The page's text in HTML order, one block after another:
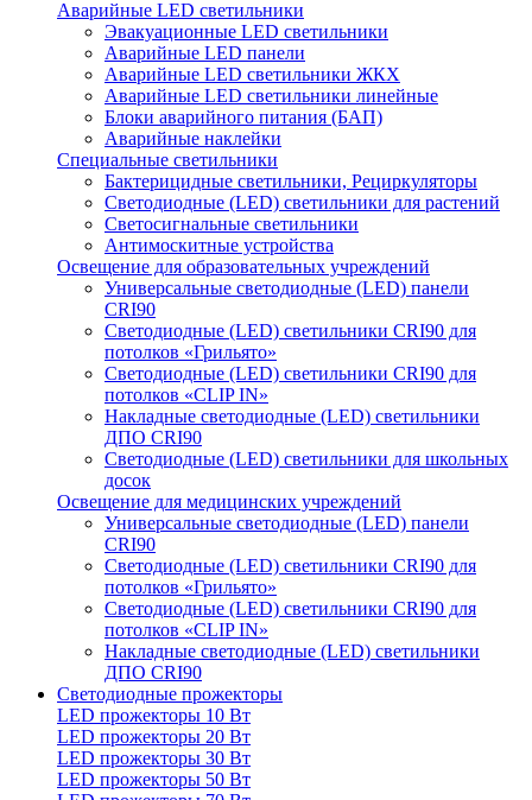
Аварийные LED светильники
Эвакуационные LED светильники
Аварийные LED панели
Аварийные LED светильники ЖКХ
Аварийные LED светильники линейные
Блоки аварийного питания (БАП)
Аварийные наклейки
Специальные светильники
Бактерицидные светильники, Рециркуляторы
Светодиодные (LED) светильники для растений
Светосигнальные светильники
Антимоскитные устройства
Освещение для образовательных учреждений
Универсальные светодиодные (LED) панели
CRI90
Светодиодные (LED) светильники CRI90 для
потолков «Грильято»
Светодиодные (LED) светильники CRI90 для
потолков «CLIP IN»
Накладные светодиодные (LED) светильники
ДПО CRI90
Светодиодные (LED) светильники для школьных
досок
Освещение для медицинских учреждений
Универсальные светодиодные (LED) панели
CRI90
Светодиодные (LED) светильники CRI90 для
потолков «Грильято»
Светодиодные (LED) светильники CRI90 для
потолков «CLIP IN»
Накладные светодиодные (LED) светильники
ДПО CRI90
Светодиодные прожекторы
LED прожекторы 10 Вт
LED прожекторы 20 Вт
LED прожекторы 30 Вт
LED прожекторы 50 Вт